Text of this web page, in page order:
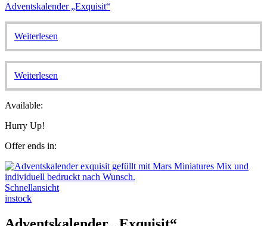
Adventskalender „Exquisit“
Weiterlesen
Weiterlesen
Available:
Hurry Up!
Offer ends in:
Schnellansicht
instock